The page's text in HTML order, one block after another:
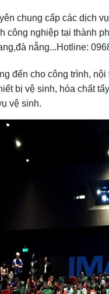
chung cấp các dịch
công nghiệp tại thành
nẵng...Hotline:
đến cho công trình,
bị vệ sinh, hóa chất
vệ sinh.